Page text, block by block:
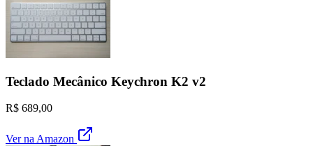
Teclado Mecânico Keychron K2 v2
R$ 689,00
Ver na Amazon